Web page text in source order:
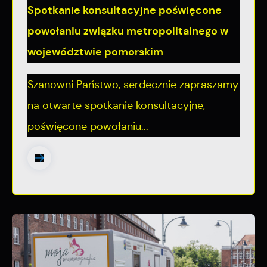
Spotkanie konsultacyjne poświęcone
powołaniu związku metropolitalnego w
województwie pomorskim
Szanowni Państwo, serdecznie zapraszamy
na otwarte spotkanie konsultacyjne,
poświęcone powołaniu...